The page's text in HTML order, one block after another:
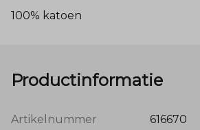
100% katoen
Productinformatie
Artikelnummer 616670